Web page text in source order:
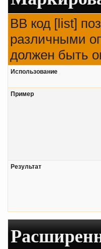
BB код [list]
различными
должен быть
Использование
Пример
Результат